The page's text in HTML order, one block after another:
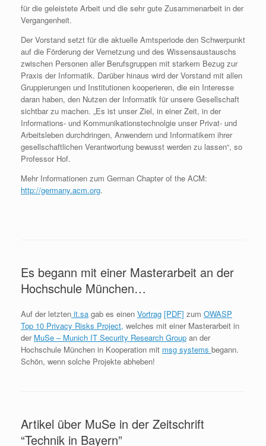
für die geleistete Arbeit und die sehr gute Zusammenarbeit in der
Vergangenheit.
Der Vorstand setzt für die aktuelle Amtsperiode den Schwerpunkt
auf die Förderung der Vernetzung und des Wissensaustauschs
zwischen Personen aller Berufsgruppen mit starkem Bezug zur
Praxis der Informatik. Darüber hinaus wird der Vorstand mit allen
Gruppierungen und Institutionen kooperieren, die ein Interesse
daran haben, den Nutzen der Informatik für unsere Gesellschaft
sichtbar zu machen. „Es ist unser Ziel, in einer Zeit, in der
Informations- und Kommunikationstechnolgie unser Privat- und
Arbeitsleben durchdringen, Anwendern und Informatikern ihrer
gesellschaftlichen Verantwortung bewusst werden zu lassen“, so
Professor Hof.
Mehr Informationen zum German Chapter of the ACM:
http://germany.acm.org.
Es begann mit einer Masterarbeit an der
Hochschule München…
Auf der letzten it.sa gab es einen Vortrag [PDF] zum OWASP
Top 10 Privacy Risks Project, welches mit einer Masterarbeit in
der MuSe – Munich IT Security Research Group an der
Hochschule München in Kooperation mit msg systems begann.
Schön, wenn solche Projekte abheben!
Artikel über MuSe in der Zeitschrift
“Technik in Bayern”